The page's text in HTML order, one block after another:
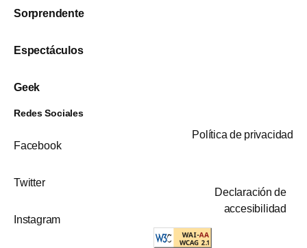
Sorprendente
Espectáculos
Geek
Redes Sociales
Facebook
Twitter
Instagram
Política de privacidad
Declaración de
accesibilidad